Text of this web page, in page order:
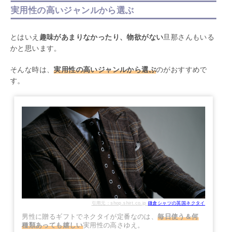
実用性の高いジャンルから選ぶ
とはいえ 趣味があまりなかったり、物欲がない旦那さんもいる
かと思います。
そんな時は、実用性の高いジャンルから選ぶのがおすすめで
す。
引用元：shop.shirt.co.jp鎌倉シャツの英国ネクタイ
男性に贈るギフトでネクタイが定番なのは、毎日使う＆何
種類あっても嬉しい実用性の高さゆえ。